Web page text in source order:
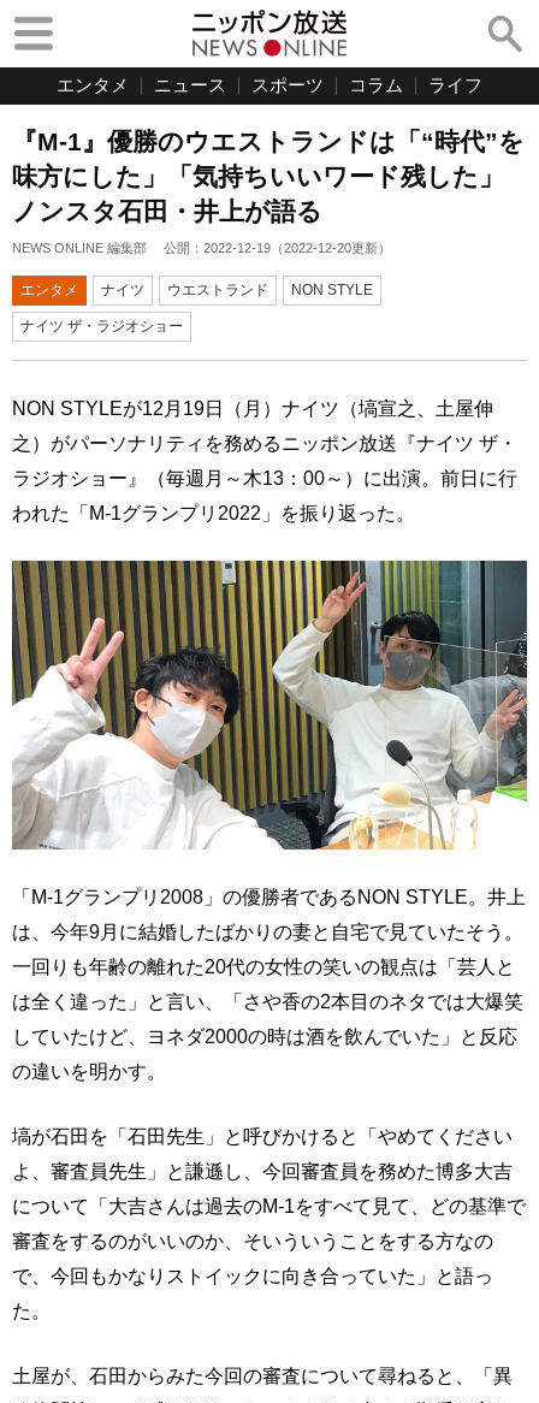
エンタメ ニュース スポーツ コラム ライフ
『M-1』優勝のウエストランドは「“時代”を
味方にした」「気持ちいいワード残した」
ノンスタ石田・井上が語る
NEWS ONLINE 編集部 公開： 2022-12-19 （2022-12-20更新）
エンタメ ナイツ ウエストランド NON STYLE
ナイツ ザ・ラジオショー
NON STYLEが12月19日（月）ナイツ（塙宣之、土屋伸
之）がパーソナリティを務めるニッポン放送『ナイツ ザ・
ラジオショー』（毎週月～木13：00～）に出演。前日に行
われた「M-1グランプリ2022」を振り返った。
「M-1グランプリ2008」の優勝者であるNON STYLE。井上
は、今年9月に結婚したばかりの妻と自宅で見ていたそう。
一回りも年齢の離れた20代の女性の笑いの観点は「芸人と
は全く違った」と言い、「さや香の2本目のネタでは大爆笑
していたけど、ヨネダ2000の時は酒を飲んでいた」と反応
の違いを明かす。
塙が石田を「石田先生」と呼びかけると「やめてください
よ、審査員先生」と謙遜し、今回審査員を務めた博多大吉
について「大吉さんは過去のM-1をすべて見て、どの基準で
審査をするのがいいのか、そいういうことをする方なの
で、今回もかなりストイックに向き合っていた」と語っ
た。
土屋が、石田からみた今回の審査について尋ねると、「異